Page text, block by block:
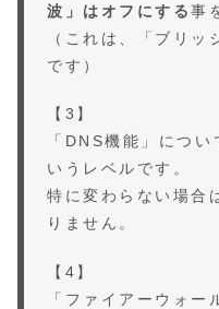
波」はオフにする事
（これは、「ブリ
です）
【3】
「DNS機能」につ
いうレベルです。
特に変わらない場合
りません。
【4】
「ファイアーウォ